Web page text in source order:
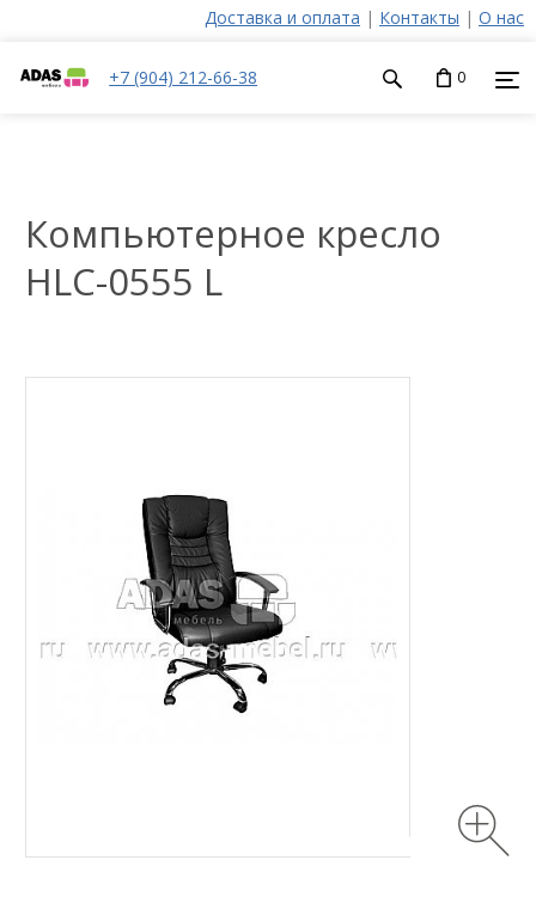
Доставка и оплата | Контакты | О нас
+7 (904) 212-66-38 0
Компьютерное кресло
HLC-0555 L